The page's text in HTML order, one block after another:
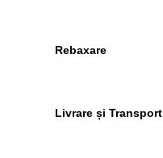
Rebaxare
Livrare și Transport